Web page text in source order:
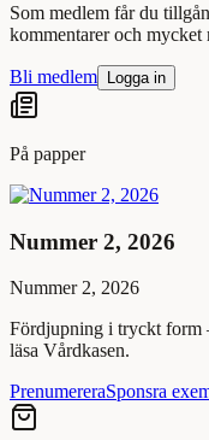
Som medlem får du
kommentarer och mycket
Bli medlem Logga in
På papper
Nummer 2, 2026
Nummer 2, 2026
Fördjupning i tryckt form
läsa Vårdkasen.
PrenumereraSponsra